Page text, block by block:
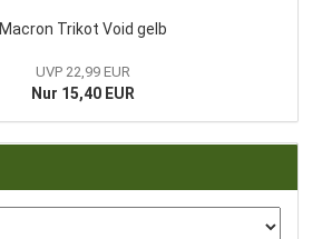
Macron Trikot Void gelb
UVP 22,99 EUR
Nur 15,40 EUR